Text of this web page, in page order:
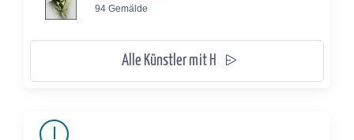
94 Gemälde
Alle Künstler mit H
I